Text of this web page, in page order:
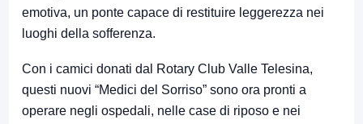
emotiva, un ponte capace di restituire leggerezza nei
luoghi della sofferenza.
Con i camici donati dal Rotary Club Valle Telesina,
questi nuovi “Medici del Sorriso” sono ora pronti a
operare negli ospedali, nelle case di riposo e nei